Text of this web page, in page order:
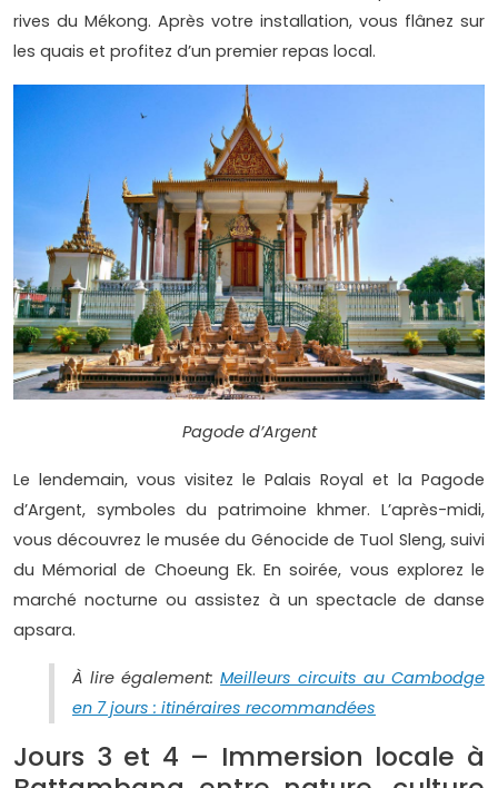
rives du Mékong. Après votre installation, vous flânez sur
les quais et profitez d’un premier repas local.
Pagode d’Argent
Le lendemain, vous visitez le Palais Royal et la Pagode
d’Argent, symboles du patrimoine khmer. L’après-midi,
vous découvrez le musée du Génocide de Tuol Sleng, suivi
du Mémorial de Choeung Ek. En soirée, vous explorez le
marché nocturne ou assistez à un spectacle de danse
apsara.
À lire également: Meilleurs circuits au Cambodge
en 7 jours : itinéraires recommandées
Jours 3 et 4 – Immersion locale à